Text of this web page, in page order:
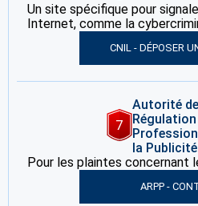
Un site spécifique pour
Internet, comme la
CNIL - DÉPOSER
7
Autorité de
Régulation
la Publicité
Pour les plaintes concernant
ARPP -